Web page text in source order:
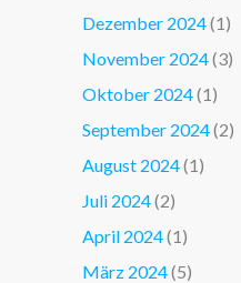
Dezember 2024(1)
November 2024(3)
Oktober 2024(1)
September 2024(2)
August 2024(1)
Juli 2024(2)
April 2024(1)
März 2024(5)